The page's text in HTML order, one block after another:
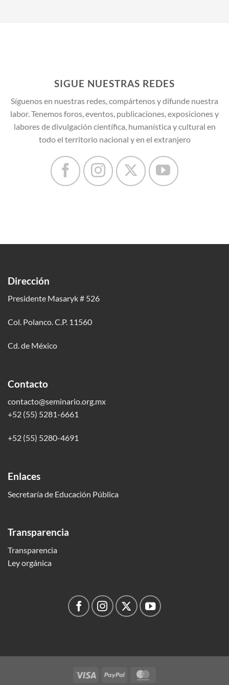
SIGUE NUESTRAS REDES
Síguenos en nuestras redes, compártenos y difunde nuestra
labor. Tenemos foros, eventos, publicaciones, exposiciones y
labores de divulgación científica, humanística y cultural en
todo el territorio nacional y en el extranjero
Dirección
Presidente Masaryk # 526
Col. Polanco. C.P. 11560
Cd. de México
Contacto
contacto@seminario.org.mx
+52 (55) 5281-6661
+52 (55) 5280-4691
Enlaces
Secretaría de Educación Pública
Transparencia
Transparencia
Ley orgánica